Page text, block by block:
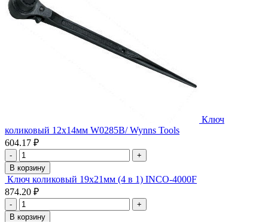
Ключ
коликовый 12х14мм W0285B/ Wynns Tools
604.17 ₽
-
+
В корзину
Ключ коликовый 19х21мм (4 в 1) INCO-4000F
874.20 ₽
-
+
В корзину